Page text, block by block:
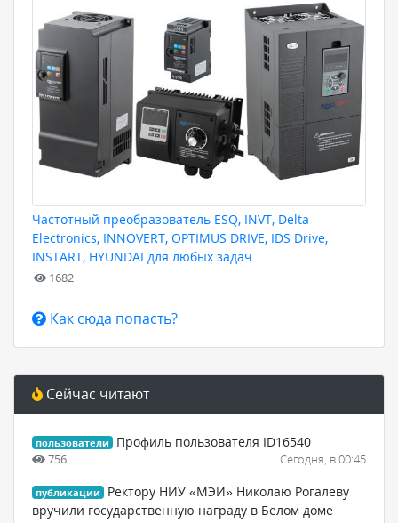
Частотный преобразователь ESQ, INVT, Delta
Electronics, INNOVERT, OPTIMUS DRIVE, IDS Drive,
INSTART, HYUNDAI для любых задач
1682
Как сюда попасть?
Сейчас читают
пользователи Профиль пользователя ID16540
756 Сегодня, в 00:45
публикации
Ректору НИУ «МЭИ» Николаю Рогалеву
вручили государственную награду в Белом доме